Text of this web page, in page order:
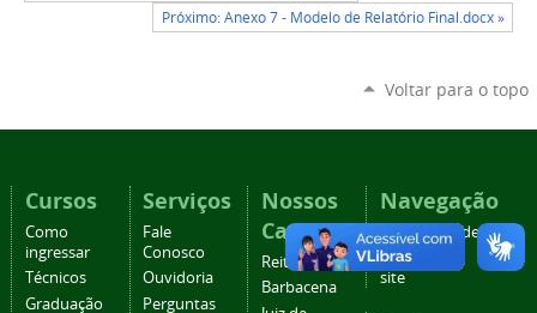
Próximo: Anexo 7 - Modelo de Relatório Final.docx »
Voltar para o topo
Cursos
Como
ingressar
Técnicos
Graduação
Serviços
Fale
Conosco
Ouvidoria
Perguntas
Nossos
Campi
Reitoria
Barbacena
Navegação
Acessibilidade
Mapa do
site